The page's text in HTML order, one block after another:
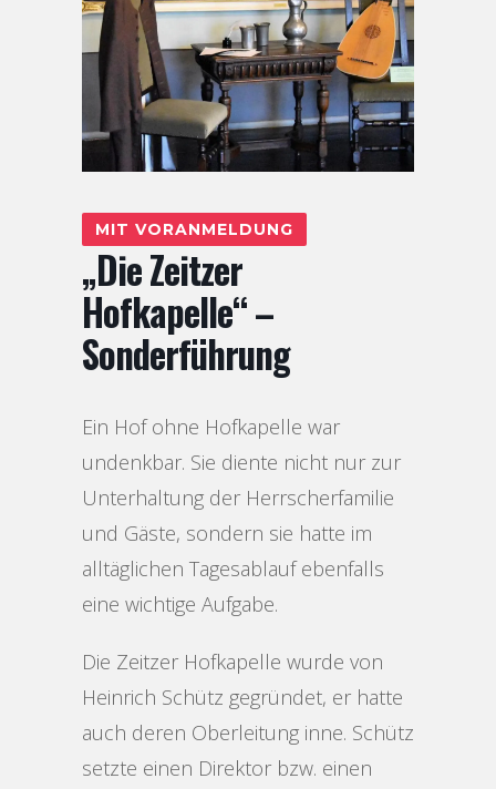
MIT VORANMELDUNG
„Die Zeitzer
Hofkapelle“ –
Sonderführung
Ein Hof ohne Hofkapelle war
undenkbar. Sie diente nicht nur zur
Unterhaltung der Herrscherfamilie
und Gäste, sondern sie hatte im
alltäglichen Tagesablauf ebenfalls
eine wichtige Aufgabe.
Die Zeitzer Hofkapelle wurde von
Heinrich Schütz gegründet, er hatte
auch deren Oberleitung inne. Schütz
setzte einen Direktor bzw. einen